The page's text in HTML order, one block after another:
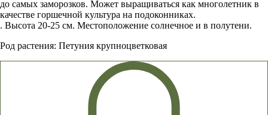
до самых заморозков. Может выращиваться как многолетник в
качестве горшечной культура на подоконниках.
. Высота 20-25 см. Местоположение солнечное и в полутени.
Род растения: Петуния крупноцветковая